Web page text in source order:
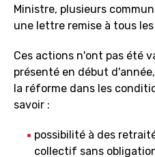
Ministre, plusieurs
une lettre remise à tous
Ces actions n'ont pas été
présenté en début
la réforme dans les
savoir :
possibilité à des
collectif sans